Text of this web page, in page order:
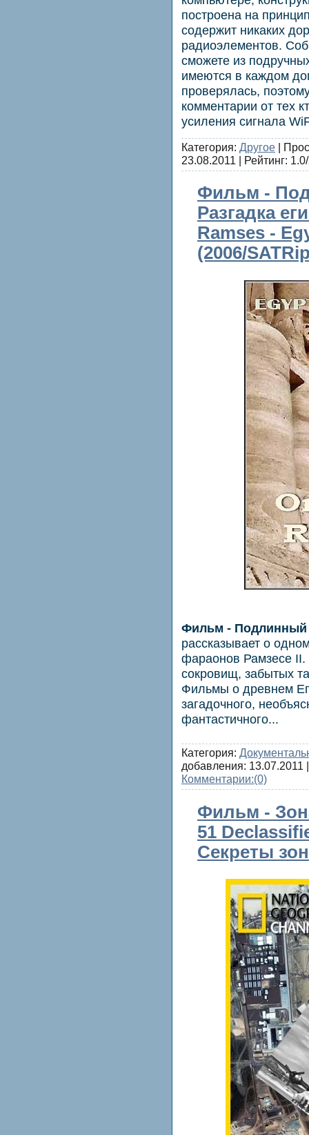
построена на
содержит никаких
радиоэлементов.
сможете из
имеются в каждом
проверялась,
комментарии от тех
усиления сигнала
Категория: Другое |
23.08.2011 | Рейтинг:
Фильм -
Разгадка
Ramses -
(2006/
Фильм - Подлинный
рассказывает о
фараонов Рамзесе II.
сокровищ, забытых
Фильмы о древнем
загадочного,
фантастичного...
Категория:
добавления: 13.07.2011
Комментарии:(0)
Фильм -
51
Секреты